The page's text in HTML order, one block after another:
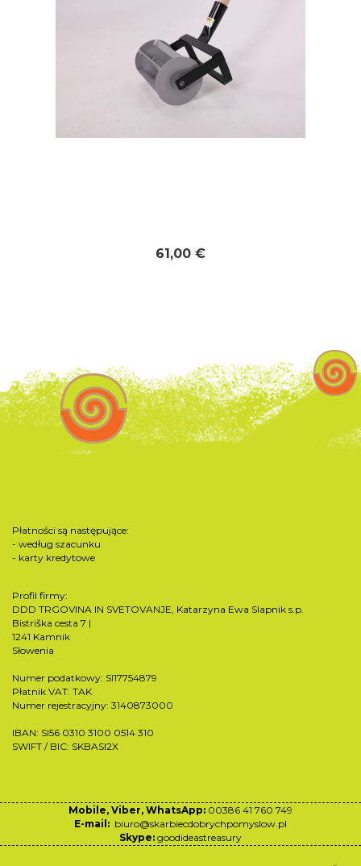
61,00 €
Płatności są następujące:
- według szacunku
- karty kredytowe
Profil firmy:
DDD TRGOVINA IN SVETOVANJE, Katarzyna Ewa Slapnik s.p.
Bistriška cesta 7 |
1241 Kamnik
Słowenia
Numer podatkowy: SI17754879
Płatnik VAT: TAK
Numer rejestracyjny: 3140873000
IBAN: SI56 0310 3100 0514 310
SWIFT / BIC: SKBASI2X
Mobile, Viber, WhatsApp: 00386 41 760 749
E-mail: biuro@skarbiecdobrychpomyslow.pl
Skype: goodideastreasury